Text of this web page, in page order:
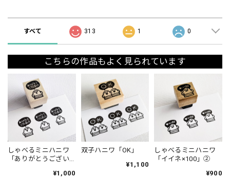
すべて 313 1 0
こちらの作品もよく見られています
しゃべるミニハニワ
「ありがとうござい
¥1,000
双子ハニワ「OK」
¥1,100
しゃべるミニハニワ
「イイネ×100」②
¥900